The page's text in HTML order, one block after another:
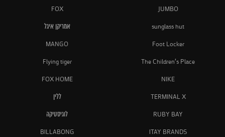
JUMBO
FOX
sunglass hut אמריקן איגל
Foot Locker
MANGO
The Children's Place
Flying tiger
NIKE
FOX HOME
TERMINAL X ללין
RUBY BAY לוגיסטיקה
ITAY BRANDS
BILLABONG